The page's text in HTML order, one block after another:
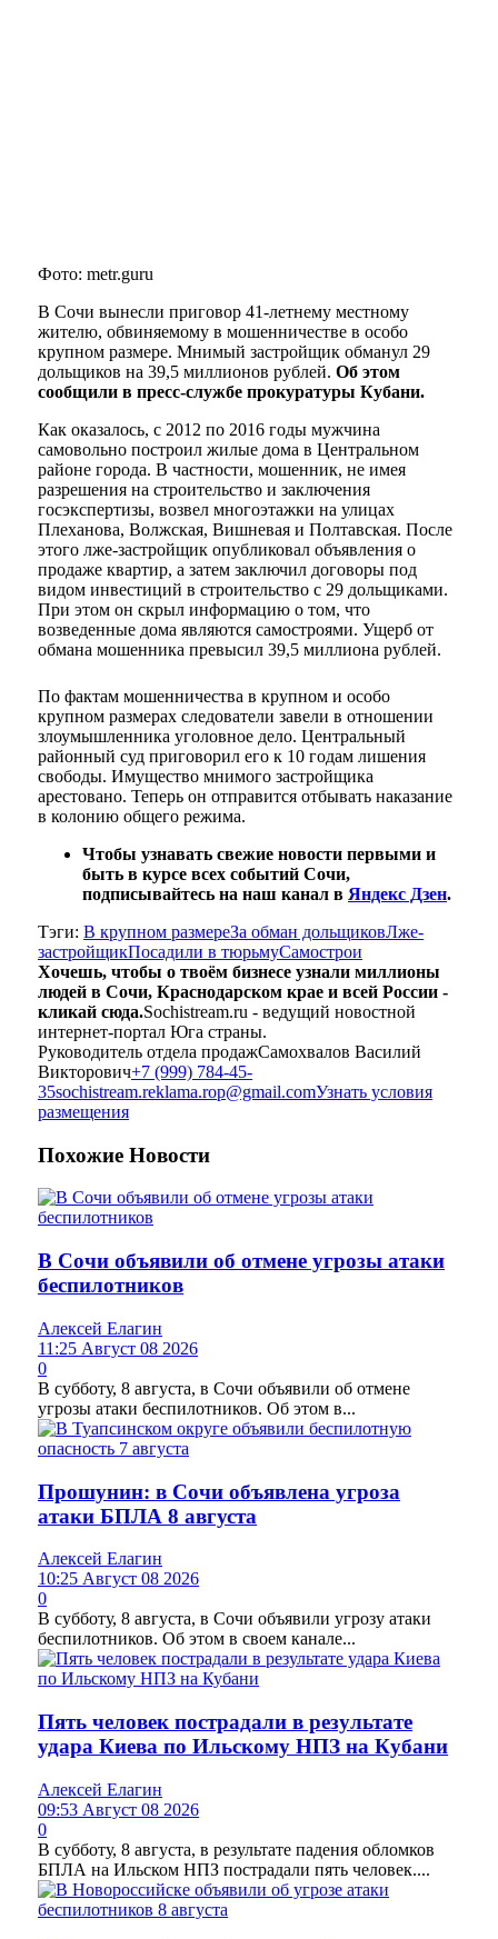
Фото: metr.guru
В Сочи вынесли приговор 41-летнему местному
жителю, обвиняемому в мошенничестве в особо
крупном размере. Мнимый застройщик обманул 29
дольщиков на 39,5 миллионов рублей. Об этом
сообщили в пресс-службе прокуратуры Кубани.
Как оказалось, с 2012 по 2016 годы мужчина
самовольно построил жилые дома в Центральном
районе города. В частности, мошенник, не имея
разрешения на строительство и заключения
госэкспертизы, возвел многоэтажки на улицах
Плеханова, Волжская, Вишневая и Полтавская. После
этого лже-застройщик опубликовал объявления о
продаже квартир, а затем заключил договоры под
видом инвестиций в строительство с 29 дольщиками.
При этом он скрыл информацию о том, что
возведенные дома являются самостроями. Ущерб от
обмана мошенника превысил 39,5 миллиона рублей.
По фактам мошенничества в крупном и особо
крупном размерах следователи завели в отношении
злоумышленника уголовное дело. Центральный
районный суд приговорил его к 10 годам лишения
свободы. Имущество мнимого застройщика
арестовано. Теперь он отправится отбывать наказание
в колонию общего режима.
Чтобы узнавать свежие новости первыми и
быть в курсе всех событий Сочи,
подписывайтесь на наш канал в Яндекс Дзен.
Тэги: В крупном размереЗа обман дольщиковЛже-
застройщикПосадили в тюрьмуСамострои
Хочешь, чтобы о твоём бизнесе узнали миллионы
людей в Сочи, Краснодарском крае и всей России -
кликай сюда.Sochistream.ru - ведущий новостной
интернет-портал Юга страны.
Руководитель отдела продажСамохвалов Василий
Викторович+7 (999) 784-45-
35sochistream.reklama.rop@gmail.comУзнать условия
размещения
Похожие Новости
В Сочи объявили об отмене угрозы атаки
беспилотников
Алексей Елагин
11:25 Август 08 2026
0
В субботу, 8 августа, в Сочи объявили об отмене
угрозы атаки беспилотников. Об этом в...
Прошунин: в Сочи объявлена угроза
атаки БПЛА 8 августа
Алексей Елагин
10:25 Август 08 2026
0
В субботу, 8 августа, в Сочи объявили угрозу атаки
беспилотников. Об этом в своем канале...
Пять человек пострадали в результате
удара Киева по Ильскому НПЗ на Кубани
Алексей Елагин
09:53 Август 08 2026
0
В субботу, 8 августа, в результате падения обломков
БПЛА на Ильском НПЗ пострадали пять человек....